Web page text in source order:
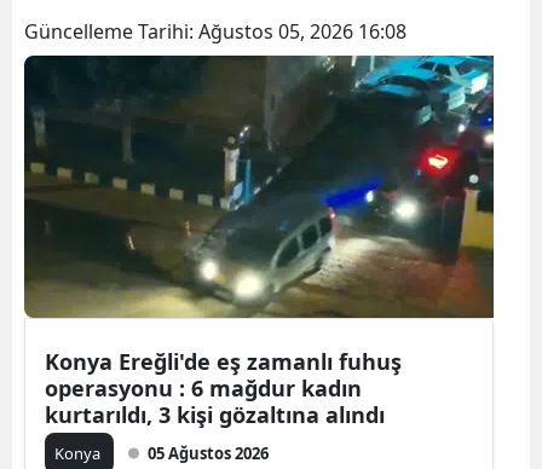
Balıkesir
Bilecik
Bingöl
Bitlis
Güncelleme Tarihi: Ağustos 05, 2026 16:08
Konya Ereğli'de eş zamanlı fuhuş
operasyonu : 6 mağdur kadın
kurtarıldı, 3 kişi gözaltına alındı
Konya 05 Ağustos 2026